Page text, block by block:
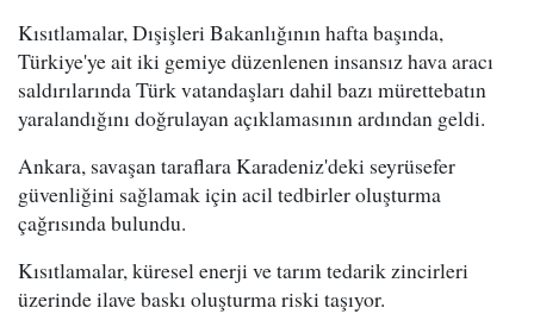
Kısıtlamalar, Dışişleri Bakanlığının hafta başında,
Türkiye'ye ait iki gemiye düzenlenen insansız hava aracı
saldırılarında Türk vatandaşları dahil bazı mürettebatın
yaralandığını doğrulayan açıklamasının ardından geldi.
Ankara, savaşan taraflara Karadeniz'deki seyrüsefer
güvenliğini sağlamak için acil tedbirler oluşturma
çağrısında bulundu.
Kısıtlamalar, küresel enerji ve tarım tedarik zincirleri
üzerinde ilave baskı oluşturma riski taşıyor.